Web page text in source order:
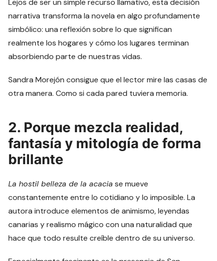
Lejos de ser un simple recurso llamativo, esta decisión
narrativa transforma la novela en algo profundamente
simbólico: una reflexión sobre lo que significan
realmente los hogares y cómo los lugares terminan
absorbiendo parte de nuestras vidas.
Sandra Morejón consigue que el lector mire las casas de
otra manera. Como si cada pared tuviera memoria.
2. Porque mezcla realidad,
fantasía y mitología de forma
brillante
La hostil belleza de la acacia se mueve
constantemente entre lo cotidiano y lo imposible. La
autora introduce elementos de animismo, leyendas
canarias y realismo mágico con una naturalidad que
hace que todo resulte creíble dentro de su universo.